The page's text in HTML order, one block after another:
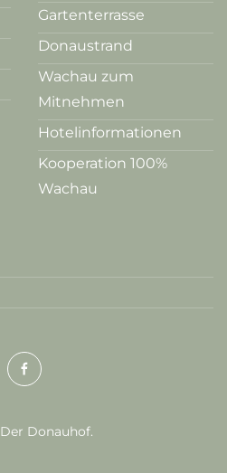
Gartenterrasse
Donaustrand
Wachau zum
Mitnehmen
Hotelinformationen
Kooperation 100%
Wachau
Der Donauhof.